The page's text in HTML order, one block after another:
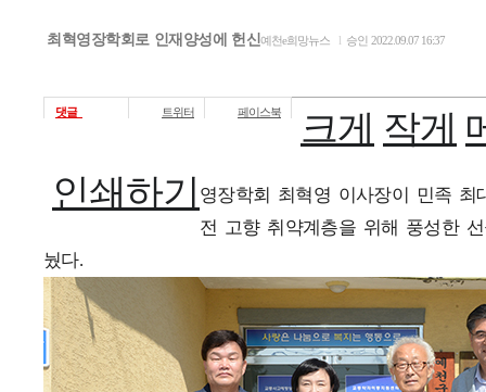
최혁영장학회로 인재양성에 헌신예천e희망뉴스 l 승인 2022.09.07 16:37
댓글0 트위터 페이스북 크게 작게
인쇄하기 영장학회 최혁영 이사장이 민족
전 고향 취약계층을 위해 풍성한
눴다.